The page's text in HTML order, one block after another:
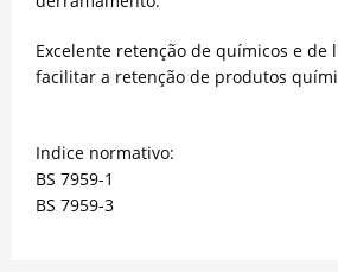
Excelente retenção de químicos e de
facilitar a retenção de produtos
Indice normativo:
BS 7959-1
BS 7959-3